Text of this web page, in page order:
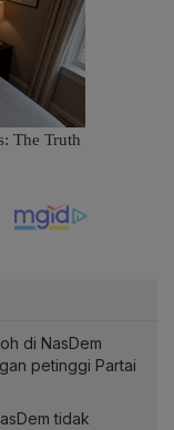
di NasDem
petinggi Partai
tidak